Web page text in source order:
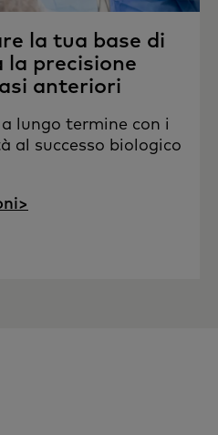
la tua base di
la precisione
anteriori
lungo termine con i
al successo biologico